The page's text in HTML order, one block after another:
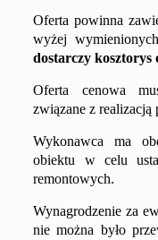
Oferta powinna
wyżej wymienionych
dostarczy kosztorys
Oferta cenowa
związane z realizacją
Wykonawca ma
obiektu w celu
remontowych.
Wynagrodzenie za
nie można było